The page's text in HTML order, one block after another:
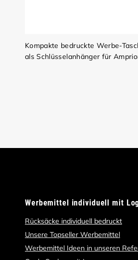
Kompakte bedruckte Werbe-
als Schlüsselanhänger für
Werbemittel individuell mit
Rücksäcke individuell bedruckt
Unsere Topseller Werbemittel
Werbemittel Ideen in unseren